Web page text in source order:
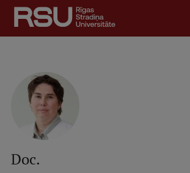
Pārlekt
galveno
saturu
Latviski
Mobile
augšējā
izvēlne
Skolēniem
Studentiem
Doc.